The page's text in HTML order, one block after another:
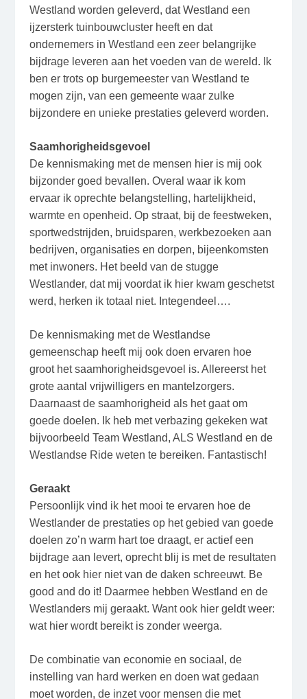
Westland worden geleverd, dat Westland een
ijzersterk tuinbouwcluster heeft en dat
ondernemers in Westland een zeer belangrijke
bijdrage leveren aan het voeden van de wereld. Ik
ben er trots op burgemeester van Westland te
mogen zijn, van een gemeente waar zulke
bijzondere en unieke prestaties geleverd worden.
Saamhorigheidsgevoel
De kennismaking met de mensen hier is mij ook
bijzonder goed bevallen. Overal waar ik kom
ervaar ik oprechte belangstelling, hartelijkheid,
warmte en openheid. Op straat, bij de feestweken,
sportwedstrijden, bruidsparen, werkbezoeken aan
bedrijven, organisaties en dorpen, bijeenkomsten
met inwoners. Het beeld van de stugge
Westlander, dat mij voordat ik hier kwam geschetst
werd, herken ik totaal niet. Integendeel….
De kennismaking met de Westlandse
gemeenschap heeft mij ook doen ervaren hoe
groot het saamhorigheidsgevoel is. Allereerst het
grote aantal vrijwilligers en mantelzorgers.
Daarnaast de saamhorigheid als het gaat om
goede doelen. Ik heb met verbazing gekeken wat
bijvoorbeeld Team Westland, ALS Westland en de
Westlandse Ride weten te bereiken. Fantastisch!
Geraakt
Persoonlijk vind ik het mooi te ervaren hoe de
Westlander de prestaties op het gebied van goede
doelen zo’n warm hart toe draagt, er actief een
bijdrage aan levert, oprecht blij is met de resultaten
en het ook hier niet van de daken schreeuwt. Be
good and do it! Daarmee hebben Westland en de
Westlanders mij geraakt. Want ook hier geldt weer:
wat hier wordt bereikt is zonder weerga.
De combinatie van economie en sociaal, de
instelling van hard werken en doen wat gedaan
moet worden, de inzet voor mensen die met